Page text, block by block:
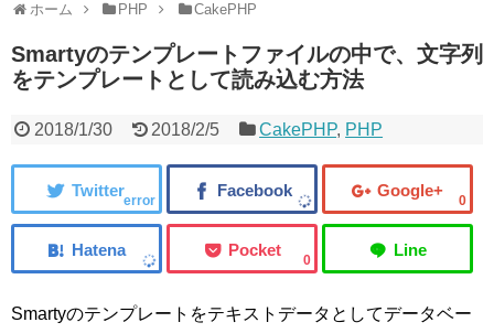
ホーム PHP CakePHP
Smartyのテンプレートファイルの中で、文字列
をテンプレートとして読み込む方法
2018/1/30 2018/2/5 CakePHP, PHP
error 0
0
Smartyのテンプレートをテキストデータとしてデータベー